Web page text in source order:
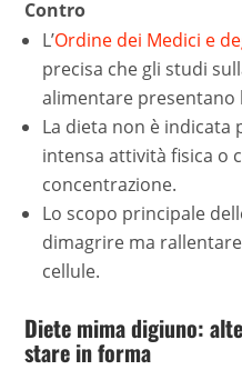
Contro
L’Ordine dei Medici e
precisa che gli studi
alimentare
La dieta non è indicata
intensa attività fisica o
concentrazione.
Lo scopo principale
dimagrire ma
cellule.
Diete mima digiuno:
stare in forma